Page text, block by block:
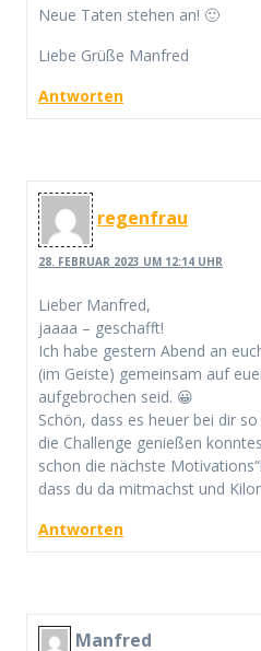
Neue Taten stehen an! 🙂
Liebe Grüße Manfred
Antworten
regenfrau
28. FEBRUAR 2023 UM 12:14 UHR
Lieber Manfred,
jaaaa – geschafft!
Ich habe gestern Abend an
(im Geiste) gemeinsam auf
aufgebrochen seid. 😀
Schön, dass es heuer bei dir
die Challenge genießen
schon die nächste
dass du da mitmachst und
Antworten
Manfred